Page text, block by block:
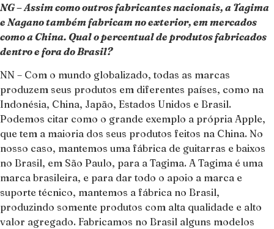
NG – Assim como outros fabricantes nacionais, a Tagima
e Nagano também fabricam no exterior, em mercados
como a China. Qual o percentual de produtos fabricados
dentro e fora do Brasil?
NN – Com o mundo globalizado, todas as marcas
produzem seus produtos em diferentes países, como na
Indonésia, China, Japão, Estados Unidos e Brasil.
Podemos citar como o grande exemplo a própria Apple,
que tem a maioria dos seus produtos feitos na China. No
nosso caso, mantemos uma fábrica de guitarras e baixos
no Brasil, em São Paulo, para a Tagima. A Tagima é uma
marca brasileira, e para dar todo o apoio a marca e
suporte técnico, mantemos a fábrica no Brasil,
produzindo somente produtos com alta qualidade e alto
valor agregado. Fabricamos no Brasil alguns modelos